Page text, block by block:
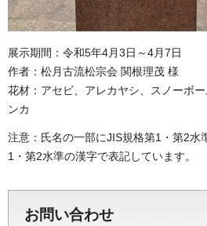
展示期間：令和5年4月3日～4月7日
作者：松月古流松宗会 関根理茂 様
花材：アセビ、アレカヤシ、スノーボ
ンカ
注意：氏名の一部にJIS規格第1・第2水
1・第2水準の漢字で表記しています。
お問い合わせ